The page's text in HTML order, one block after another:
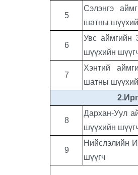
5
Сэлэнгэ
шатны
6
Увс аймгийн
шүүхийн
7
Хэнтий
шатны
8
Дархан-Уул
шүүхийн
9
Нийслэлийн
шүүгч